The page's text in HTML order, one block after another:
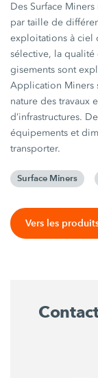
Des Surface
par taille de
exploitations à ciel
sélective, la qualité
gisements sont
Application Miners
nature des travaux
d’infrastructures.
équipements et
transporter.
Surface Miners
Vers les